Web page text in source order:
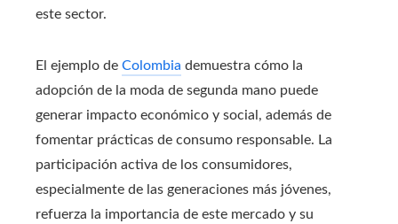
este sector.
El ejemplo de Colombia demuestra cómo la
adopción de la moda de segunda mano puede
generar impacto económico y social, además de
fomentar prácticas de consumo responsable. La
participación activa de los consumidores,
especialmente de las generaciones más jóvenes,
refuerza la importancia de este mercado y su